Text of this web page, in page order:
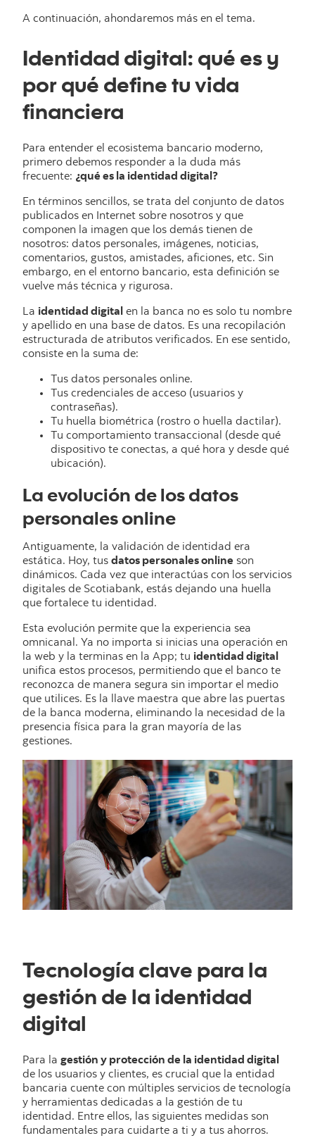
A continuación, ahondaremos más en el tema.
Identidad digital: qué es y
por qué define tu vida
financiera
Para entender el ecosistema bancario moderno,
primero debemos responder a la duda más
frecuente: ¿qué es la identidad digital?
En términos sencillos, se trata del conjunto de datos
publicados en Internet sobre nosotros y que
componen la imagen que los demás tienen de
nosotros: datos personales, imágenes, noticias,
comentarios, gustos, amistades, aficiones, etc. Sin
embargo, en el entorno bancario, esta definición se
vuelve más técnica y rigurosa.
La identidad digital en la banca no es solo tu nombre
y apellido en una base de datos. Es una recopilación
estructurada de atributos verificados. En ese sentido,
consiste en la suma de:
Tus datos personales online.
Tus credenciales de acceso (usuarios y
contraseñas).
Tu huella biométrica (rostro o huella dactilar).
Tu comportamiento transaccional (desde qué
dispositivo te conectas, a qué hora y desde qué
ubicación).
La evolución de los datos
personales online
Antiguamente, la validación de identidad era
estática. Hoy, tus datos personales online son
dinámicos. Cada vez que interactúas con los servicios
digitales de Scotiabank, estás dejando una huella
que fortalece tu identidad.
Esta evolución permite que la experiencia sea
omnicanal. Ya no importa si inicias una operación en
la web y la terminas en la App; tu identidad digital
unifica estos procesos, permitiendo que el banco te
reconozca de manera segura sin importar el medio
que utilices. Es la llave maestra que abre las puertas
de la banca moderna, eliminando la necesidad de la
presencia física para la gran mayoría de las
gestiones.
Tecnología clave para la
gestión de la identidad
digital
Para la gestión y protección de la identidad digital
de los usuarios y clientes, es crucial que la entidad
bancaria cuente con múltiples servicios de tecnología
y herramientas dedicadas a la gestión de tu
identidad. Entre ellos, las siguientes medidas son
fundamentales para cuidarte a ti y a tus ahorros.